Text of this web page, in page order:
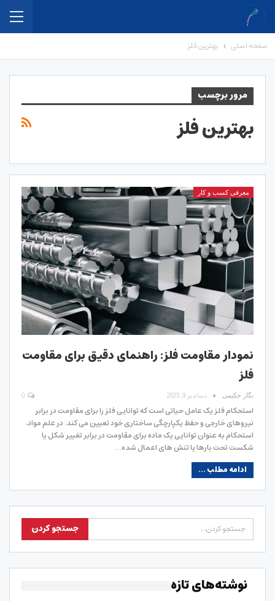
صفحه اصلی بهترین فلز
مرور برچسب
بهترین فلز
معرفی کسب و کار
نمودار مقاومت فلز: راهنمای دقیق برای مقاومت
فلز
نگار حکیمی دسامبر 9, 2023
استحکام فلز یک عامل حیاتی است که توانایی فلز را برای مقاومت در برابر
نیروهای خارجی و حفظ یکپارچگی ساختاری خود تعیین می کند. در علم مواد،
استحکام به عنوان توانایی یک ماده برای مقاومت در برابر تغییر شکل یا
شکست تحت بارها یا تنش های اعمال شده…
ادامه مطلب ...
نوشته‌های تازه